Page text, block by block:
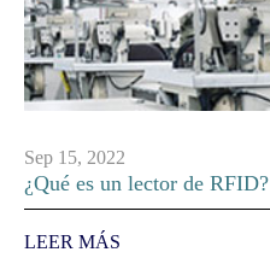
Sep 15, 2022
¿Qué es un lector de RFID?
LEER MÁS